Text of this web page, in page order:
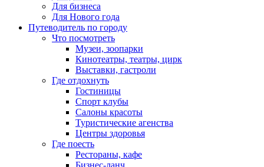
Для бизнеса
Для Нового года
Путеводитель по городу
Что посмотреть
Музеи, зоопарки
Кинотеатры, театры, цирк
Выставки, гастроли
Где отдохнуть
Гостиницы
Спорт клубы
Салоны красоты
Туристические агенства
Центры здоровья
Где поесть
Рестораны, кафе
Бизнес-ланч